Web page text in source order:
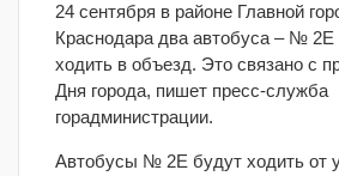
24 сентября в районе Главной
Краснодара два автобуса – №
ходить в объезд. Это связано с
Дня города, пишет пресс-служба
горадминистрации.
Автобусы № 2Е будут ходить от